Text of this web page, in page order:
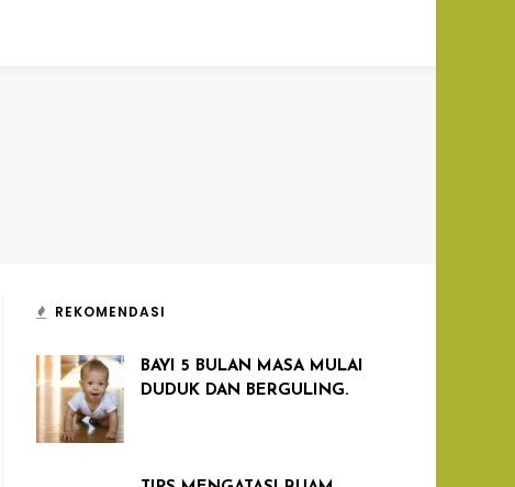
REKOMENDASI
BAYI 5 BULAN MASA MULAI
DUDUK DAN BERGULING.